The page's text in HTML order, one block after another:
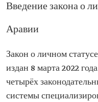
Введение закона о
Аравии
Закон о личном
издан 8 марта 2022
четырёх
системы